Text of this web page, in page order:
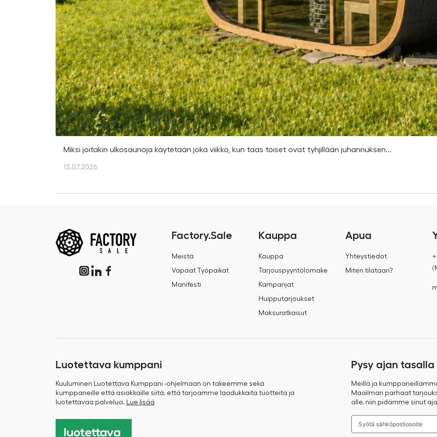
Miksi joitakin ulkosaunoja käytetään joka viikko, kun taas toiset ovat tyhjillään juhannuksen...
13.07.2026
Factory.Sale
Meistä
Vapaat Työpaikat
Manifesti
Kauppa
Kauppa
Tarjouspyyntölomake
Kampanjat
Huipputarjoukset
Maksuratkaisut
Apua
Yhteystiedot
Miten tilataan?
Luotettava kumppani
Kuuluminen Luotettava Kumppani -ohjelmaan on takeemme sekä
kumppaneille että asiakkaille siitä, että tarjoamme laadukkaita tuotteita ja
luotettavaa palvelua.
Lue lisää
Pysy ajan tasalla
Meillä ja
Maailman parhaat
alle, niin pidämme sinut